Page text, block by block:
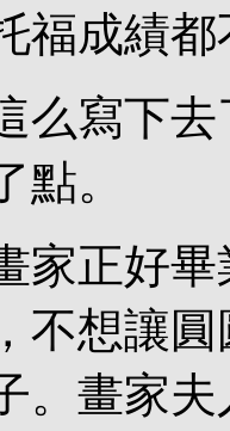
福成績都
么寫下
。
家正好
不想讓
。畫家